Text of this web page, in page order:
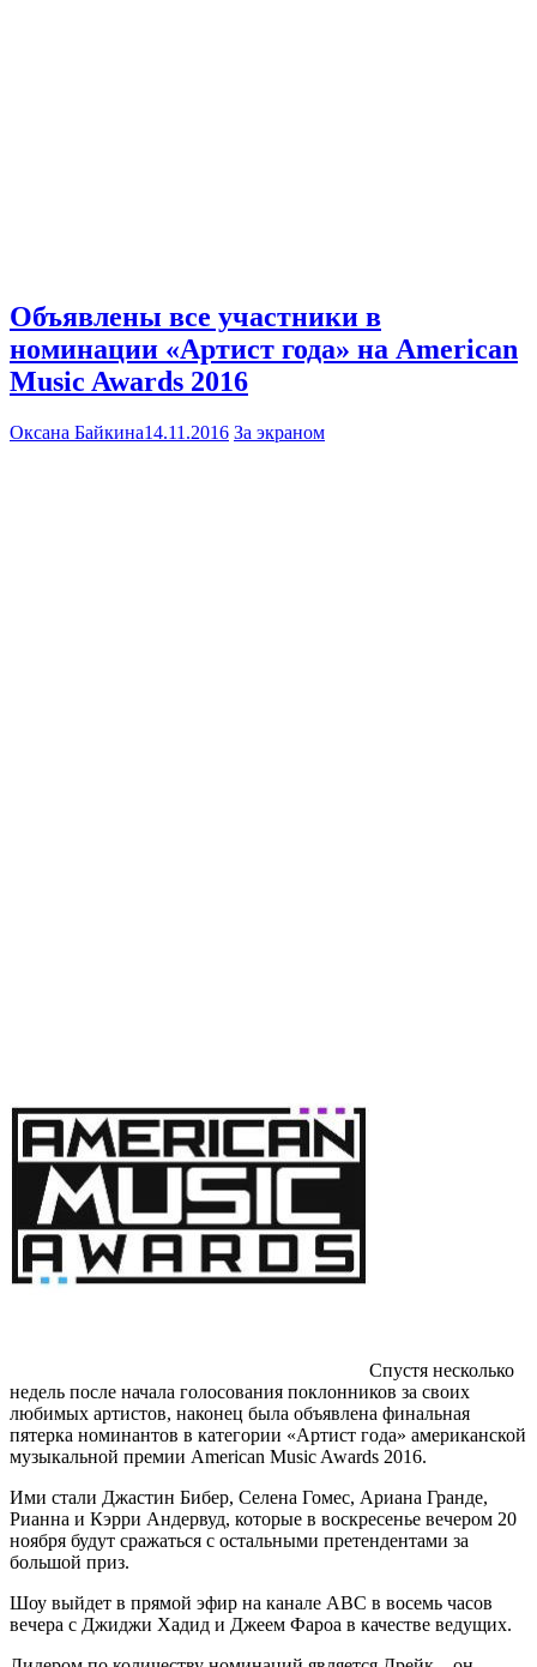
Объявлены все участники в
номинации «Артист года» на American
Music Awards 2016
Оксана Байкина14.11.2016 За экраном
Спустя несколько
недель после начала голосования поклонников за своих
любимых артистов, наконец была объявлена финальная
пятерка номинантов в категории «Артист года» американской
музыкальной премии American Music Awards 2016.
Ими стали Джастин Бибер, Селена Гомес, Ариана Гранде,
Рианна и Кэрри Андервуд, которые в воскресенье вечером 20
ноября будут сражаться с остальными претендентами за
большой приз.
Шоу выйдет в прямой эфир на канале АВС в восемь часов
вечера с Джиджи Хадид и Джеем Фароа в качестве ведущих.